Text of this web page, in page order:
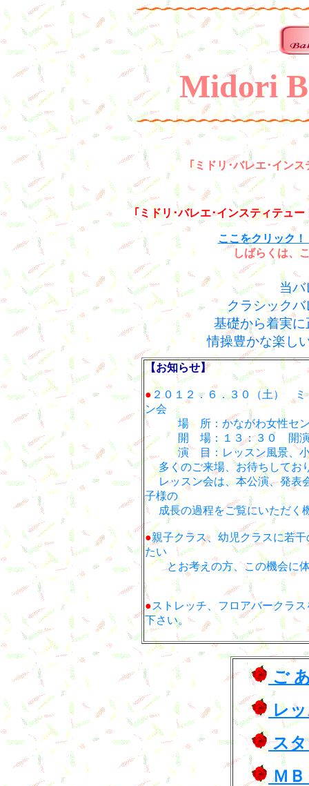
Midori
｢ミドリ･バレエ･イン
｢ミドリ･バレエ･インスティテュ
ここをクリック
しばらくは、
当バ
クラシック
基礎から着実
情操豊かな楽し
【お知らせ】
●２０１２．６．３０（土）
ン会
場 所：かながわ女性センタ
開 場：１３：３０ 開演
演 目：レッスン風景、
多くのご来場、お待ちしてお
レッスン会は、本公演、発表
子様の
成長の過程をご覧にいただく
●親子クラス、幼児クラスに若
たい
とお考えの方、この機会に体
●ストレッチ、フロアバークラ
下さい。
ご
レ
スタ
Ｍ